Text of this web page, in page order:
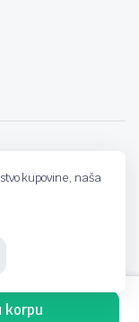
korpu
kupovine, naša